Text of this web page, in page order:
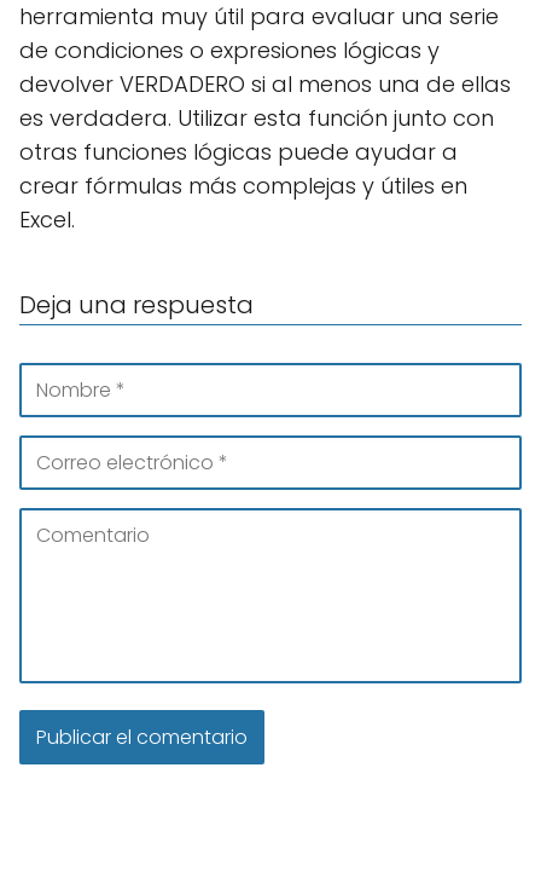
herramienta muy útil para evaluar una serie
de condiciones o expresiones lógicas y
devolver VERDADERO si al menos una de ellas
es verdadera. Utilizar esta función junto con
otras funciones lógicas puede ayudar a
crear fórmulas más complejas y útiles en
Excel.
Deja una respuesta